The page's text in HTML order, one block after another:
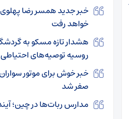
خبر جدید همسر رضا پهلوی:
خواهد رفت
هشدار تازه مسکو به
روسیه توصیه‌های احتیاطی
خبر خوش برای موتور
صفر شد
مدارس ربات‌ها در چین؛